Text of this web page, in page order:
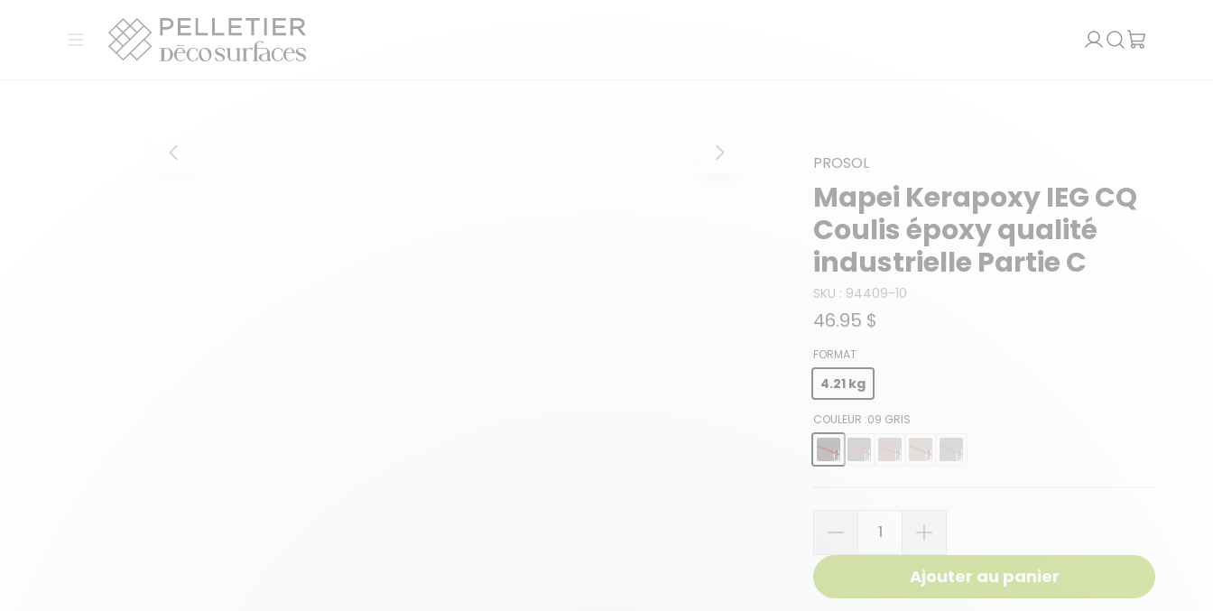
Ouvrir le menu
Pelletier Déco Surfaces
Recherche
PROSOL
Mapei Kerapoxy IEG CQ
Coulis époxy qualité
industrielle Partie C
SKU : 94409-10
46.95 $
FORMAT
4.21 kg
COULEUR :09 GRIS
Ajouter au panier